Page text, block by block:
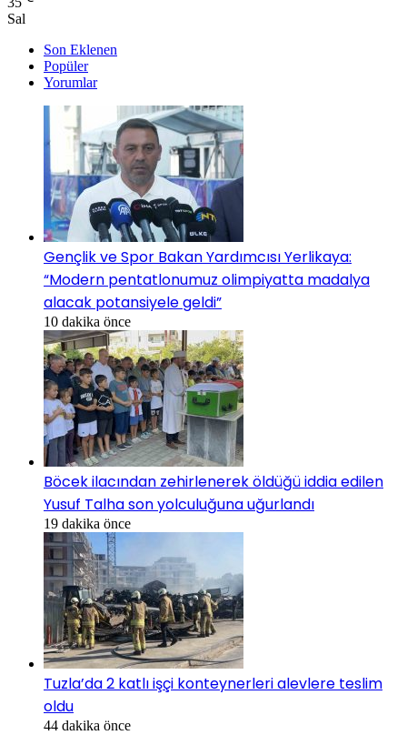
Sal
Son Eklenen
Popüler
Yorumlar
Gençlik ve Spor Bakan Yardımcısı Yerlikaya:
“Modern pentatlonumuz olimpiyatta madalya
alacak potansiyele geldi”
10 dakika önce
Böcek ilacından zehirlenerek öldüğü iddia edilen
Yusuf Talha son yolculuğuna uğurlandı
19 dakika önce
Tuzla’da 2 katlı işçi konteynerleri alevlere teslim
oldu
44 dakika önce